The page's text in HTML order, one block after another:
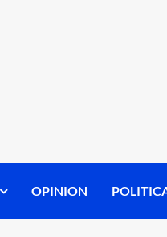
OPINION